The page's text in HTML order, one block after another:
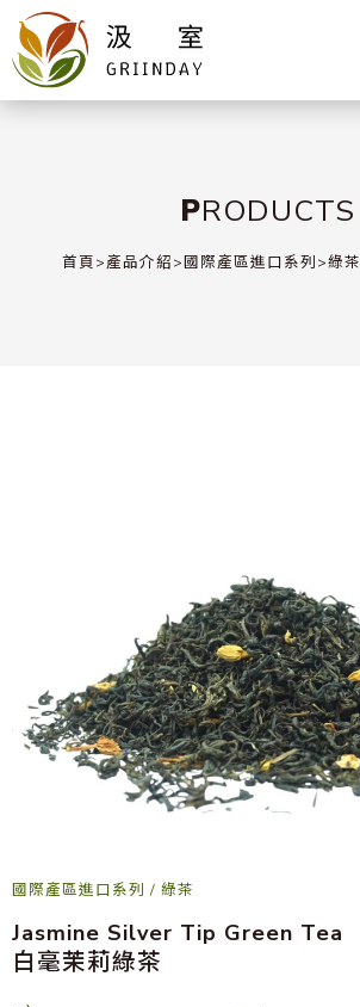
PRODUCTS
首頁>產品介紹>國際產區進口系列>綠茶
國際產區進口系列 / 綠茶
Jasmine Silver Tip Green Tea
白毫茉莉綠茶